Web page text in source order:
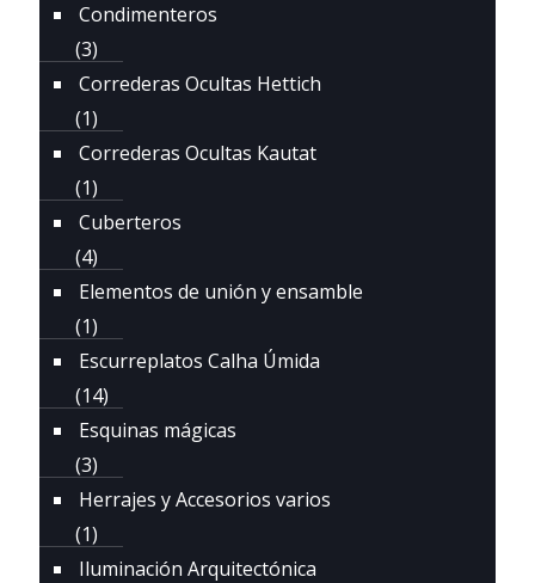
Condimenteros
(3)
Correderas Ocultas Hettich
(1)
Correderas Ocultas Kautat
(1)
Cuberteros
(4)
Elementos de unión y ensamble
(1)
Escurreplatos Calha Úmida
(14)
Esquinas mágicas
(3)
Herrajes y Accesorios varios
(1)
Iluminación Arquitectónica